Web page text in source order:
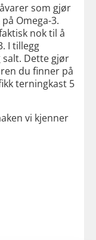
som gjør
Omega-3.
nok til å
I tillegg
Dette gjør
du finner på
terningkast 5
vi kjenner